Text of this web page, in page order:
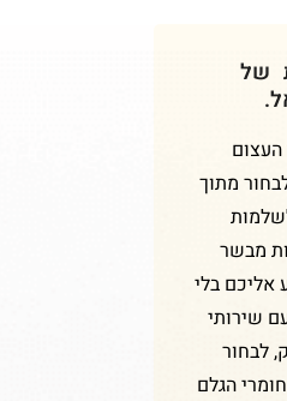
של
מתוך
מבשר
אליכם בלי
שירותי
לבחור
הגלם